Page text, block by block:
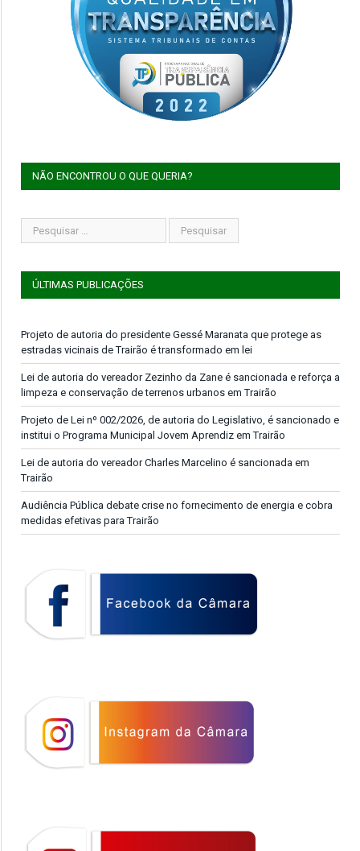
NÃO ENCONTROU O QUE QUERIA?
ÚLTIMAS PUBLICAÇÕES
Projeto de autoria do presidente Gessé Maranata que protege as
estradas vicinais de Trairão é transformado em lei
Lei de autoria do vereador Zezinho da Zane é sancionada e reforça a
limpeza e conservação de terrenos urbanos em Trairão
Projeto de Lei nº 002/2026, de autoria do Legislativo, é sancionado e
institui o Programa Municipal Jovem Aprendiz em Trairão
Lei de autoria do vereador Charles Marcelino é sancionada em
Trairão
Audiência Pública debate crise no fornecimento de energia e cobra
medidas efetivas para Trairão